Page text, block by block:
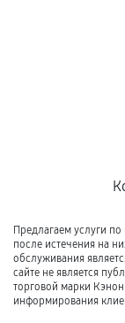
Предлагаем услуги
после истечения на
обслуживания
сайте не является
торговой марки
информирования